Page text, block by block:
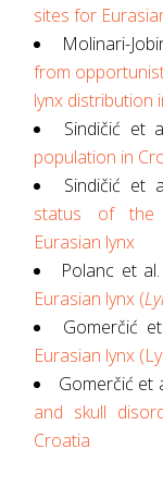
sites for
Molinari-
from
lynx distribution
Sindičić et
population in
Sindičić et
status of the
Eurasian lynx
Polanc et
Eurasian lynx (
Gomerčić
Eurasian lynx
Gomerčić
and skull
Croatia